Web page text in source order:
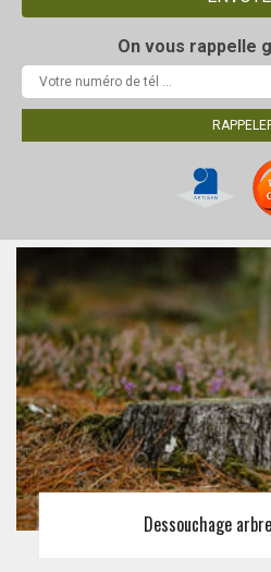
On vous rappelle
Dessouchage